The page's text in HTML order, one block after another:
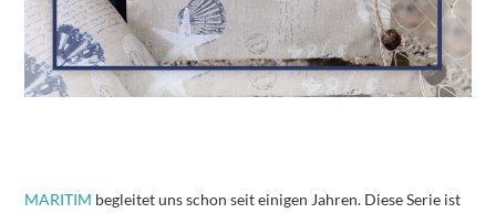
MARITIM begleitet uns schon seit einigen Jahren. Diese Serie ist